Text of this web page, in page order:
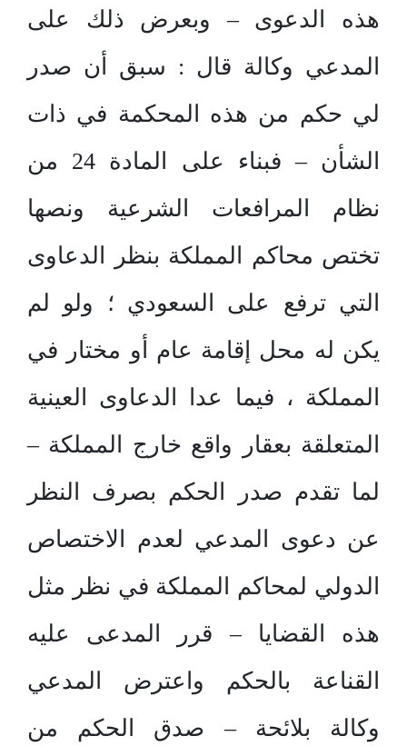
هذه الدعوى – وبعرض ذلك على
المدعي وكالة قال : سبق أن صدر
لي حكم من هذه المحكمة في ذات
الشأن – فبناء على المادة 24 من
نظام المرافعات الشرعية ونصها
تختص محاكم المملكة بنظر الدعاوى
التي ترفع على السعودي ؛ ولو لم
يكن له محل إقامة عام أو مختار في
المملكة ، فيما عدا الدعاوى العينية
المتعلقة بعقار واقع خارج المملكة –
لما تقدم صدر الحكم بصرف النظر
عن دعوى المدعي لعدم الاختصاص
الدولي لمحاكم المملكة في نظر مثل
هذه القضايا – قرر المدعى عليه
القناعة بالحكم واعترض المدعي
وكالة بلائحة – صدق الحكم من